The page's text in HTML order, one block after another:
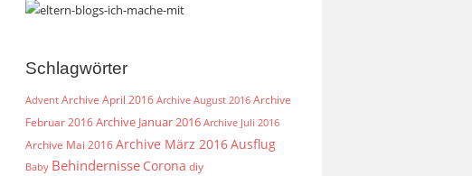
Schlagwörter
Advent Archive April 2016 Archive August 2016 Archive
Februar 2016Archive Januar 2016 Archive Juli 2016
Archive Mai 2016Archive März 2016Ausflug
Baby Behindernisse Corona diy